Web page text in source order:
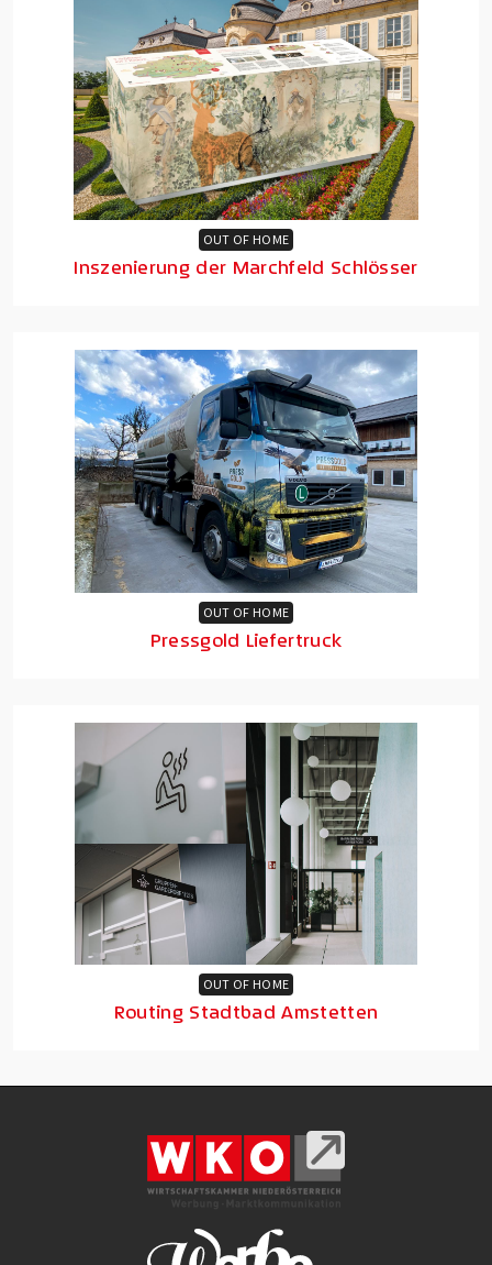
OUT OF HOME
Inszenierung der Marchfeld Schlösser
OUT OF HOME
Pressgold Liefertruck
OUT OF HOME
Routing Stadtbad Amstetten